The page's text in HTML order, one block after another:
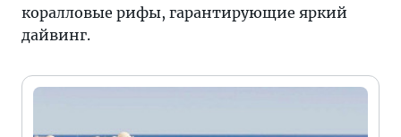
коралловые рифы, гарантирующие яркий
дайвинг.